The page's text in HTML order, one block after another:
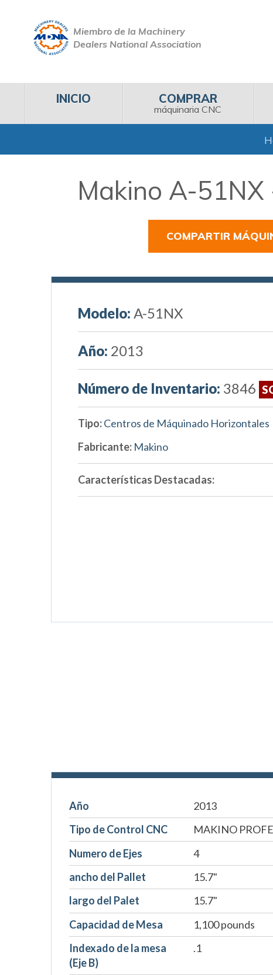
Miembro de la Machinery
Dealers National Association
INICIO COMPRAR
máquinaria CNC
Makino A-
COMPARTIR
Modelo: A-51NX
Año: 2013
Número de Inventario: 3846
Tipo:Centros de Máquinado Horizontales
Fabricante: Makino
Características Destacadas:
Año
2013
Tipo de Control CNC
MAKINO
Numero de Ejes
4
ancho del Pallet
15.7"
largo del Palet
15.7"
Capacidad de Mesa
1,100 pounds
Indexado de la mesa
(Eje B)
.1